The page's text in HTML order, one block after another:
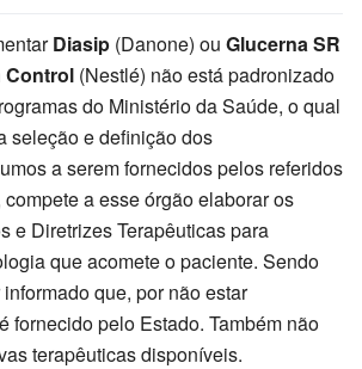
Diasip (Danone) ou Glucerna SR
Control (Nestlé) não está padronizado
do Ministério da Saúde, o qual
seleção e definição dos
a serem fornecidos pelos referidos
a esse órgão elaborar os
e Diretrizes Terapêuticas para
que acomete o paciente. Sendo
que, por não estar
fornecido pelo Estado. Também não
terapêuticas disponíveis.